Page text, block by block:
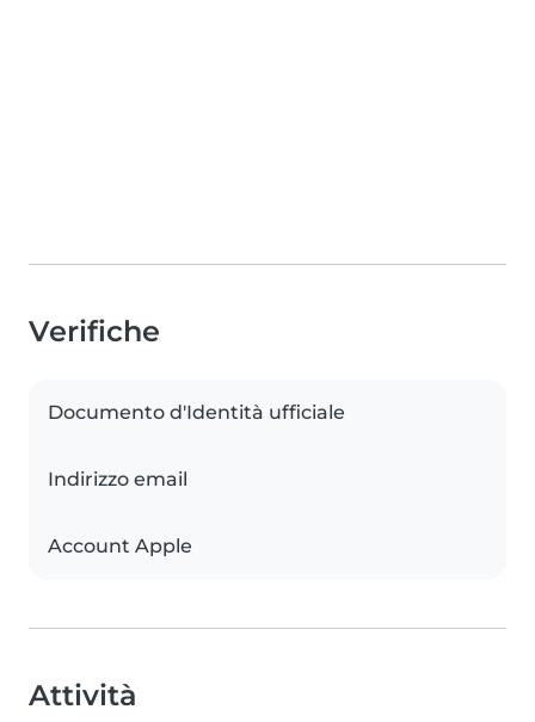
Verifiche
Documento d'Identità ufficiale
Indirizzo email
Account Apple
Attività